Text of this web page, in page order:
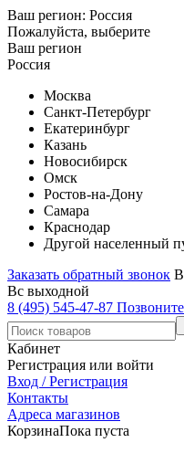
Ваш регион: Россия
Пожалуйста, выберите
Ваш регион
Россия
Москва
Санкт-Петербург
Екатеринбург
Казань
Новосибирск
Омск
Ростов-на-Дону
Самара
Краснодар
Другой населенный
Заказать обратный звонок
Вс выходной
8 (495) 545-47-87
Кабинет
Регистрация или войти
Вход / Регистрация
Контакты
Адреса магазинов
КорзинаПока пуста